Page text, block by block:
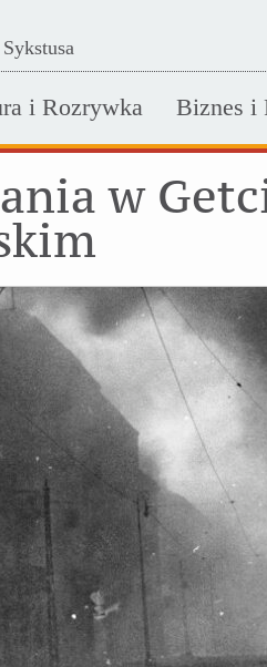
i Rozrywka Biznes i
w